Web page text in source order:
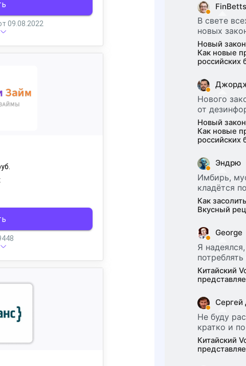
FinBetts
В свете
новых
Новый
Как новые
российских
Нового
от
Новый
Как новые
российских
Эндрю
Имбирь,
кладётся
Как
Вкусный
George
Я
потреблять
Китайский
Сергей
Не буду
кратко и
Китайский